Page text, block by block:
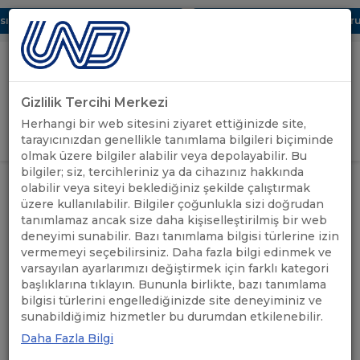
Dijital UBAK Bölümü Hakkında UND, Yunanistan Vize
Uluslararası Nakliyeciler Derneği
GİRİŞ YAP
ANASAYFA /
ÖNEMLİ
DUYURULAR
/
RUSYA İKİLİ GEÇİŞ BELGELERİ VE
DAĞITIM ESASLARINA YENİ
EKLENEN GÜZERGAHLAR
HAKKINDA
RUSYA İKİLİ GEÇİŞ
BELGELERİ VE DAĞITIM
ESASLARINA YENİ EKLENEN
Gizlilik Tercihi Merkezi
Herhangi bir web sitesini ziyaret ettiğinizde site,
tarayıcınızdan genellikle tanımlama bilgileri biçiminde
olmak üzere bilgiler alabilir veya depolayabilir. Bu
bilgiler; siz, tercihleriniz ya da cihazınız hakkında
olabilir veya siteyi beklediğiniz şekilde çalıştırmak
üzere kullanılabilir. Bilgiler çoğunlukla sizi doğrudan
tanımlamaz ancak size daha kişiselleştirilmiş bir web
deneyimi sunabilir. Bazı tanımlama bilgisi türlerine izin
vermemeyi seçebilirsiniz. Daha fazla bilgi edinmek ve
varsayılan ayarlarımızı değiştirmek için farklı kategori
başlıklarına tıklayın. Bununla birlikte, bazı tanımlama
bilgisi türlerini engellediğinizde site deneyiminiz ve
sunabildiğimiz hizmetler bu durumdan etkilenebilir.
Daha Fazla Bilgi